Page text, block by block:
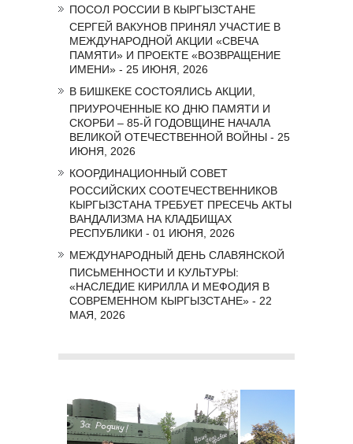
ПОСОЛ РОССИИ В КЫРГЫЗСТАНЕ
СЕРГЕЙ ВАКУНОВ ПРИНЯЛ УЧАСТИЕ В
МЕЖДУНАРОДНОЙ АКЦИИ «СВЕЧА
ПАМЯТИ» И ПРОЕКТЕ «ВОЗВРАЩЕНИЕ
ИМЕНИ» - 25 ИЮНЯ, 2026
В БИШКЕКЕ СОСТОЯЛИСЬ АКЦИИ,
ПРИУРОЧЕННЫЕ КО ДНЮ ПАМЯТИ И
СКОРБИ – 85-Й ГОДОВЩИНЕ НАЧАЛА
ВЕЛИКОЙ ОТЕЧЕСТВЕННОЙ ВОЙНЫ - 25
ИЮНЯ, 2026
КООРДИНАЦИОННЫЙ СОВЕТ
РОССИЙСКИХ СООТЕЧЕСТВЕННИКОВ
КЫРГЫЗСТАНА ТРЕБУЕТ ПРЕСЕЧЬ АКТЫ
ВАНДАЛИЗМА НА КЛАДБИЩАХ
РЕСПУБЛИКИ - 01 ИЮНЯ, 2026
МЕЖДУНАРОДНЫЙ ДЕНЬ СЛАВЯНСКОЙ
ПИСЬМЕННОСТИ И КУЛЬТУРЫ:
«НАСЛЕДИЕ КИРИЛЛА И МЕФОДИЯ В
СОВРЕМЕННОМ КЫРГЫЗСТАНЕ» - 22
МАЯ, 2026